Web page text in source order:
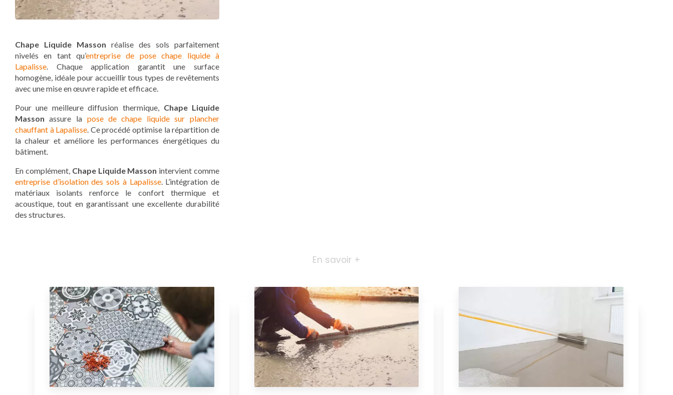
Chape Liquide Masson réalise des sols parfaitement
nivelés en tant qu’entreprise de pose chape liquide à
Lapalisse . Chaque application garantit une surface
homogène, idéale pour accueillir tous types de revêtements
avec une mise en œuvre rapide et efficace.
Pour une meilleure diffusion thermique, Chape Liquide
Masson assure la pose de chape liquide sur plancher
chauffant à Lapalisse . Ce procédé optimise la répartition de
la chaleur et améliore les performances énergétiques du
bâtiment.
En complément, Chape Liquide Masson intervient comme
entreprise d’isolation des sols à Lapalisse. L’intégration de
matériaux isolants renforce le confort thermique et
acoustique, tout en garantissant une excellente durabilité
des structures.
En savoir +